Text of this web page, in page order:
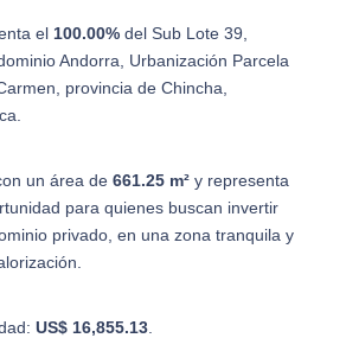
el 100.00% del Sub Lote 39,
Andorra, Urbanización Parcela
provincia de Chincha,
un área de 661.25 m² y representa
para quienes buscan invertir
privado, en una zona tranquila y
US$ 16,855.13